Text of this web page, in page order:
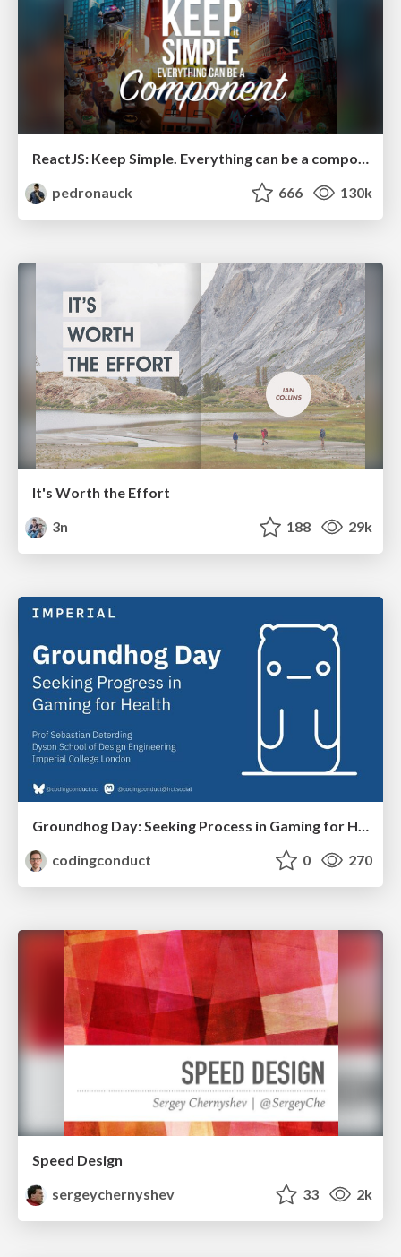
ReactJS: Keep Simple. Everything can be a component!
pedronauck
666 130k
It's Worth the Effort
3n
188 29k
Groundhog Day: Seeking Process in Gaming for Health
codingconduct
0 270
Speed Design
sergeychernyshev
33 2k